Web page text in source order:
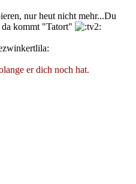
nur heut nicht mehr...Du
da kommt "Tatort"
er dich noch hat.